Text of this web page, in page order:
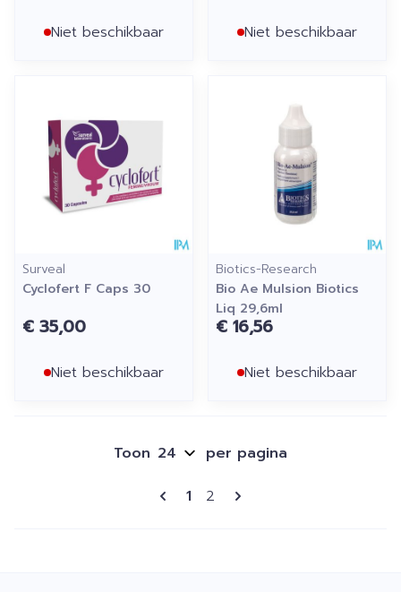
Niet beschikbaar Niet beschikbaar
Surveal
Cyclofert F Caps 30
€ 35,00
Niet beschikbaar
Biotics-Research
Bio Ae Mulsion Biotics
Liq 29,6ml
€ 16,56
Niet beschikbaar
Pagina's
U lees momenteel pagina
1 Pagina
2
Toon per pagina